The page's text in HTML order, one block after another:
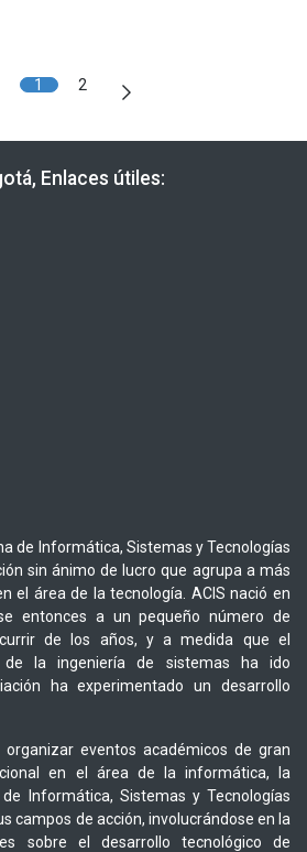
1 2
Enlaces útiles:
de Informática, Sistemas y Tecnologías
sin ánimo de lucro que agrupa a más
el área de la tecnología. ACIS nació en
entonces a un pequeño número de
de los años, y a medida que el
de la ingeniería de sistemas ha ido
ha experimentado un desarrollo
eventos académicos de gran
en el área de la informática, la
Informática, Sistemas y Tecnologías
campos de acción, involucrándose en la
sobre el desarrollo tecnológico de